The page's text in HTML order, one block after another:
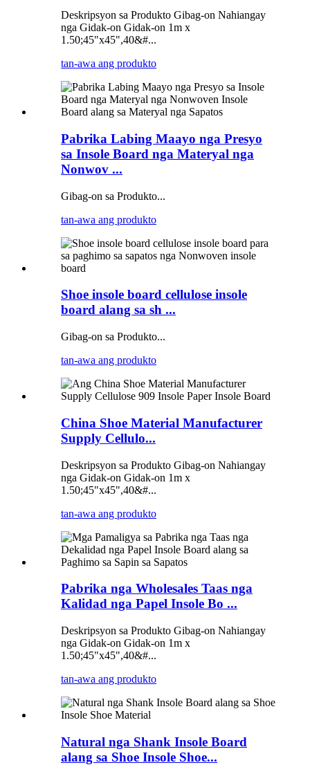
Deskripsyon sa Produkto Gibag-on Nahiangay
nga Gidak-on Gidak-on 1m x
1.50;45"x45",40&#...
tan-awa ang produkto
Pabrika Labing Maayo nga Presyo
sa Insole Board nga Materyal nga
Nonwov ...
Gibag-on sa Produkto...
tan-awa ang produkto
Shoe insole board cellulose insole
board alang sa sh ...
Gibag-on sa Produkto...
tan-awa ang produkto
China Shoe Material Manufacturer
Supply Cellulo...
Deskripsyon sa Produkto Gibag-on Nahiangay
nga Gidak-on Gidak-on 1m x
1.50;45"x45",40&#...
tan-awa ang produkto
Pabrika nga Wholesales Taas nga
Kalidad nga Papel Insole Bo ...
Deskripsyon sa Produkto Gibag-on Nahiangay
nga Gidak-on Gidak-on 1m x
1.50;45"x45",40&#...
tan-awa ang produkto
Natural nga Shank Insole Board
alang sa Shoe Insole Shoe...